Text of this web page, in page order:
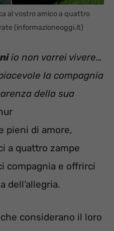
al vostro amico a quattro
(informazioneoggi.it)
io non vorrei vivere…
la compagnia
della sua
pieni di amore,
a quattro zampe
compagnia e offrirci
dell’allegria.
considerano il loro